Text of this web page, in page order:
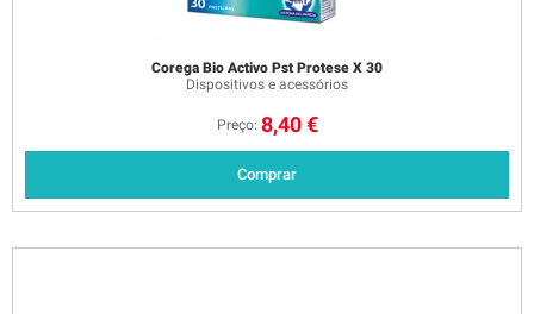
Corega Bio Activo Pst Protese X 30
Dispositivos e acessórios
Preço: 8,40 €
Comprar